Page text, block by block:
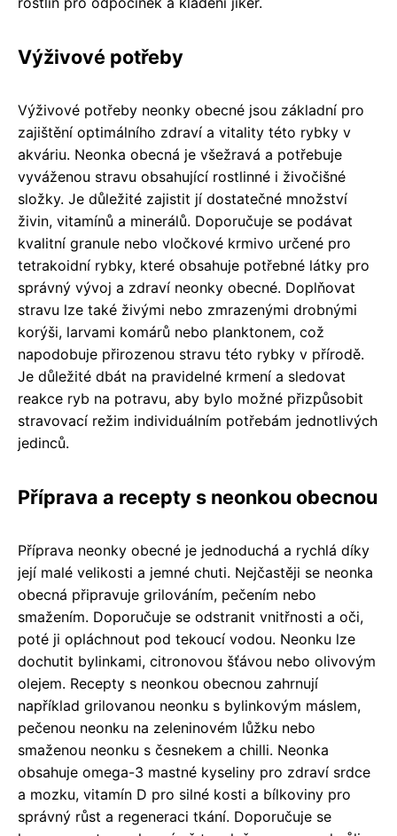
Výživové potřeby
Výživové potřeby neonky obecné jsou základní pro
zajištění optimálního zdraví a vitality této rybky v
akváriu. Neonka obecná je všežravá a potřebuje
vyváženou stravu obsahující rostlinné i živočišné
složky. Je důležité zajistit jí dostatečné množství
živin, vitamínů a minerálů. Doporučuje se podávat
kvalitní granule nebo vločkové krmivo určené pro
tetrakoidní rybky, které obsahuje potřebné látky pro
správný vývoj a zdraví neonky obecné. Doplňovat
stravu lze také živými nebo zmrazenými drobnými
korýši, larvami komárů nebo planktonem, což
napodobuje přirozenou stravu této rybky v přírodě.
Je důležité dbát na pravidelné krmení a sledovat
reakce ryb na potravu, aby bylo možné přizpůsobit
stravovací režim individuálním potřebám jednotlivých
jedinců.
Příprava a recepty s neonkou obecnou
Příprava neonky obecné je jednoduchá a rychlá díky
její malé velikosti a jemné chuti. Nejčastěji se neonka
obecná připravuje grilováním, pečením nebo
smažením. Doporučuje se odstranit vnitřnosti a oči,
poté ji opláchnout pod tekoucí vodou. Neonku lze
dochutit bylinkami, citronovou šťávou nebo olivovým
olejem. Recepty s neonkou obecnou zahrnují
například grilovanou neonku s bylinkovým máslem,
pečenou neonku na zeleninovém lůžku nebo
smaženou neonku s česnekem a chilli. Neonka
obsahuje omega-3 mastné kyseliny pro zdraví srdce
a mozku, vitamín D pro silné kosti a bílkoviny pro
správný růst a regeneraci tkání. Doporučuje se